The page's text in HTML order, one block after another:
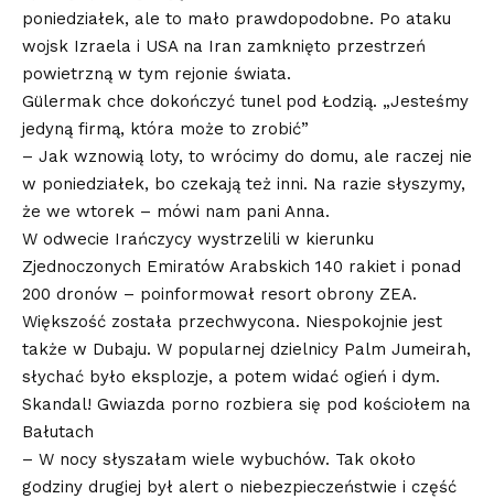
poniedziałek, ale to mało prawdopodobne. Po ataku
wojsk Izraela i USA na Iran zamknięto przestrzeń
powietrzną w tym rejonie świata.
Gülermak chce dokończyć tunel pod Łodzią. „Jesteśmy
jedyną firmą, która może to zrobić”
– Jak wznowią loty, to wrócimy do domu, ale raczej nie
w poniedziałek, bo czekają też inni. Na razie słyszymy,
że we wtorek – mówi nam pani Anna.
W odwecie Irańczycy wystrzelili w kierunku
Zjednoczonych Emiratów Arabskich 140 rakiet i ponad
200 dronów – poinformował resort obrony ZEA.
Większość została przechwycona. Niespokojnie jest
także w Dubaju. W popularnej dzielnicy Palm Jumeirah,
słychać było eksplozje, a potem widać ogień i dym.
Skandal! Gwiazda porno rozbiera się pod kościołem na
Bałutach
– W nocy słyszałam wiele wybuchów. Tak około
godziny drugiej był alert o niebezpieczeństwie i część